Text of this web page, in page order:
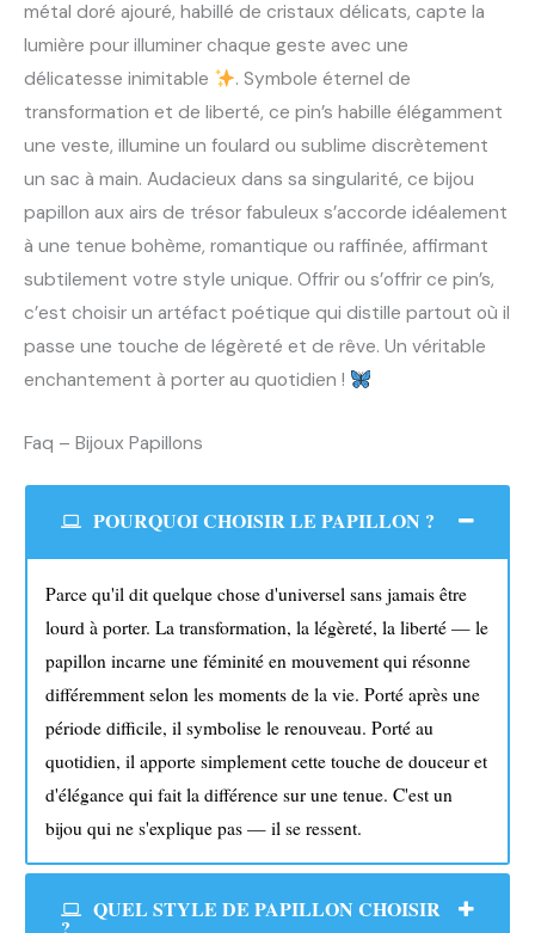
métal doré ajouré, habillé de cristaux délicats, capte la
lumière pour illuminer chaque geste avec une
délicatesse inimitable
. Symbole éternel de
transformation et de liberté, ce pin’s habille élégamment
une veste, illumine un foulard ou sublime discrètement
un sac à main. Audacieux dans sa singularité, ce bijou
papillon aux airs de trésor fabuleux s’accorde idéalement
à une tenue bohème, romantique ou raffinée, affirmant
subtilement votre style unique. Offrir ou s’offrir ce pin’s,
c’est choisir un artéfact poétique qui distille partout où il
passe une touche de légèreté et de rêve. Un véritable
enchantement à porter au quotidien !
Faq – Bijoux Papillons
POURQUOI CHOISIR LE PAPILLON ?
Parce qu'il dit quelque chose d'universel sans jamais être
lourd à porter. La transformation, la légèreté, la liberté — le
papillon incarne une féminité en mouvement qui résonne
différemment selon les moments de la vie. Porté après une
période difficile, il symbolise le renouveau. Porté au
quotidien, il apporte simplement cette touche de douceur et
d'élégance qui fait la différence sur une tenue. C'est un
bijou qui ne s'explique pas — il se ressent.
QUEL STYLE DE PAPILLON CHOISIR